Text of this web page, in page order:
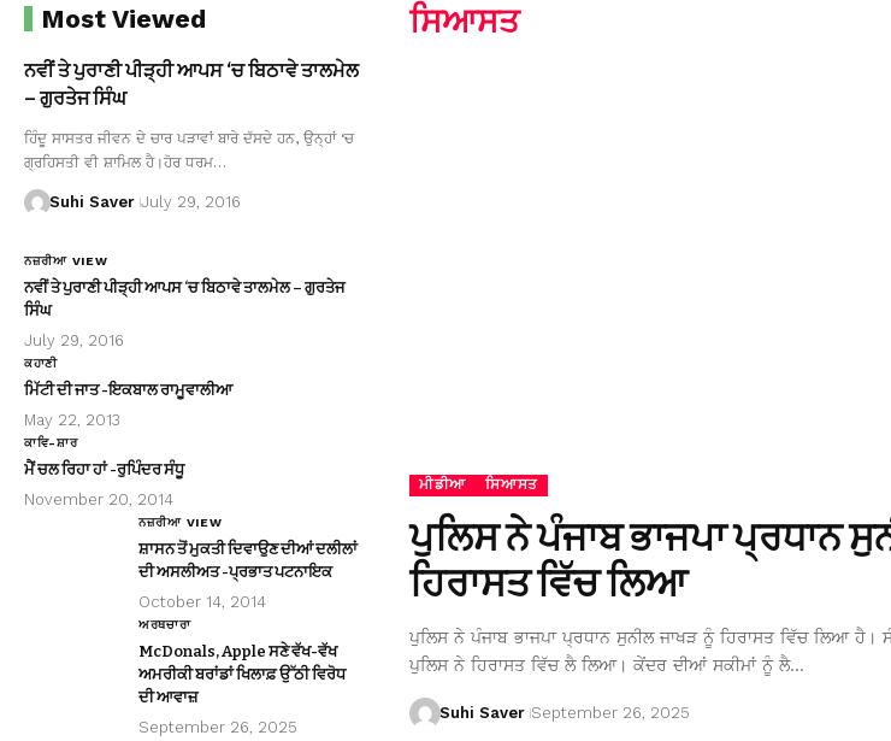
Most Viewed
ਨਵੀਂ ਤੇ ਪੁਰਾਣੀ ਪੀੜ੍ਹੀ ਆਪਸ ‘ਚ ਬਿਠਾਵੇ ਤਾਲਮੇਲ
– ਗੁਰਤੇਜ ਸਿੰਘ
ਹਿੰਦੂ ਸਾਸਤਰ ਜੀਵਨ ਦੇ ਚਾਰ ਪੜਾਵਾਂ ਬਾਰੇ ਦੱਸਦੇ ਹਨ, ਉਨ੍ਹਾਂ ‘ਚ
ਗ੍ਰਹਿਸਤੀ ਵੀ ਸ਼ਾਮਿਲ ਹੈ।ਹੋਰ ਧਰਮ…
Suhi Saver July 29, 2016
ਨਜ਼ਰੀਆ VIEW
ਨਵੀਂ ਤੇ ਪੁਰਾਣੀ ਪੀੜ੍ਹੀ ਆਪਸ ‘ਚ ਬਿਠਾਵੇ ਤਾਲਮੇਲ – ਗੁਰਤੇਜ
ਸਿੰਘ
July 29, 2016
ਕਹਾਣੀ
ਮਿੱਟੀ ਦੀ ਜਾਤ -ਇਕਬਾਲ ਰਾਮੂਵਾਲੀਆ
May 22, 2013
ਕਾਵਿ-ਸ਼ਾਰ
ਮੈਂ ਚਲ ਰਿਹਾ ਹਾਂ -ਰੁਪਿੰਦਰ ਸੰਧੂ
November 20, 2014
ਨਜ਼ਰੀਆ VIEW
ਸ਼ਾਸਨ ਤੋਂ ਮੁਕਤੀ ਦਿਵਾਉਣ ਦੀਆਂ ਦਲੀਲਾਂ
ਦੀ ਅਸਲੀਅਤ -ਪ੍ਰਭਾਤ ਪਟਨਾਇਕ
October 14, 2014
ਅਰਥਚਾਰਾ
McDonals, Apple ਸਣੇ ਵੱਖ-ਵੱਖ
ਅਮਰੀਕੀ ਬਰਾਂਡਾਂ ਖਿਲਾਫ਼ ਉੱਠੀ ਵਿਰੋਧ
ਦੀ ਆਵਾਜ਼
September 26, 2025
ਸਿਆਸਤ
ਮੀਡੀਆ ਸਿਆਸਤ
ਪੁਲਿਸ ਨੇ ਪੰਜਾਬ ਭਾਜਪਾ ਪ੍ਰਧਾਨ
ਹਿਰਾਸਤ ਵਿੱਚ ਲਿਆ
ਪੁਲਿਸ ਨੇ ਪੰਜਾਬ ਭਾਜਪਾ ਪ੍ਰਧਾਨ ਸੁਨੀਲ ਜਾਖੜ ਨੂੰ ਹਿਰਾਸਤ ਵਿੱਚ ਲਿਆ ਹੈ।
ਪੁਲਿਸ ਨੇ ਹਿਰਾਸਤ ਵਿੱਚ ਲੈ ਲਿਆ। ਕੇਂਦਰ ਦੀਆਂ ਸਕੀਮਾਂ ਨੂੰ ਲੈ…
Suhi Saver September 26, 2025